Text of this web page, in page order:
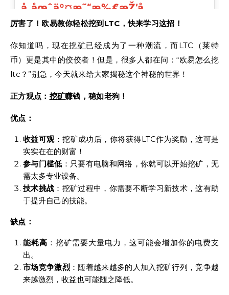
厉害了！欧易教你轻松挖到LTC，快来学习这招！
你知道吗，现在挖矿已经成为了一种潮流，而LTC（莱特
币）更是其中的佼佼者！但是，很多人都在问：“欧易怎么挖
ltc？”别急，今天就来给大家揭秘这个神秘的世界！
正方观点： 挖矿赚钱，稳如老狗！
优点：
收益可观：挖矿成功后，你将获得LTC作为奖励，这可是
实实在在的财富！
参与门槛低 ：只要有电脑和网络，你就可以开始挖矿，无
需太多专业设备。
技术挑战 ：挖矿过程中，你需要不断学习新技术，这有助
于提升自己的技能。
缺点：
能耗高 ：挖矿需要大量电力，这可能会增加你的电费支
出。
市场竞争激烈 ：随着越来越多的人加入挖矿行列，竞争越
来越激烈，收益也可能随之降低。